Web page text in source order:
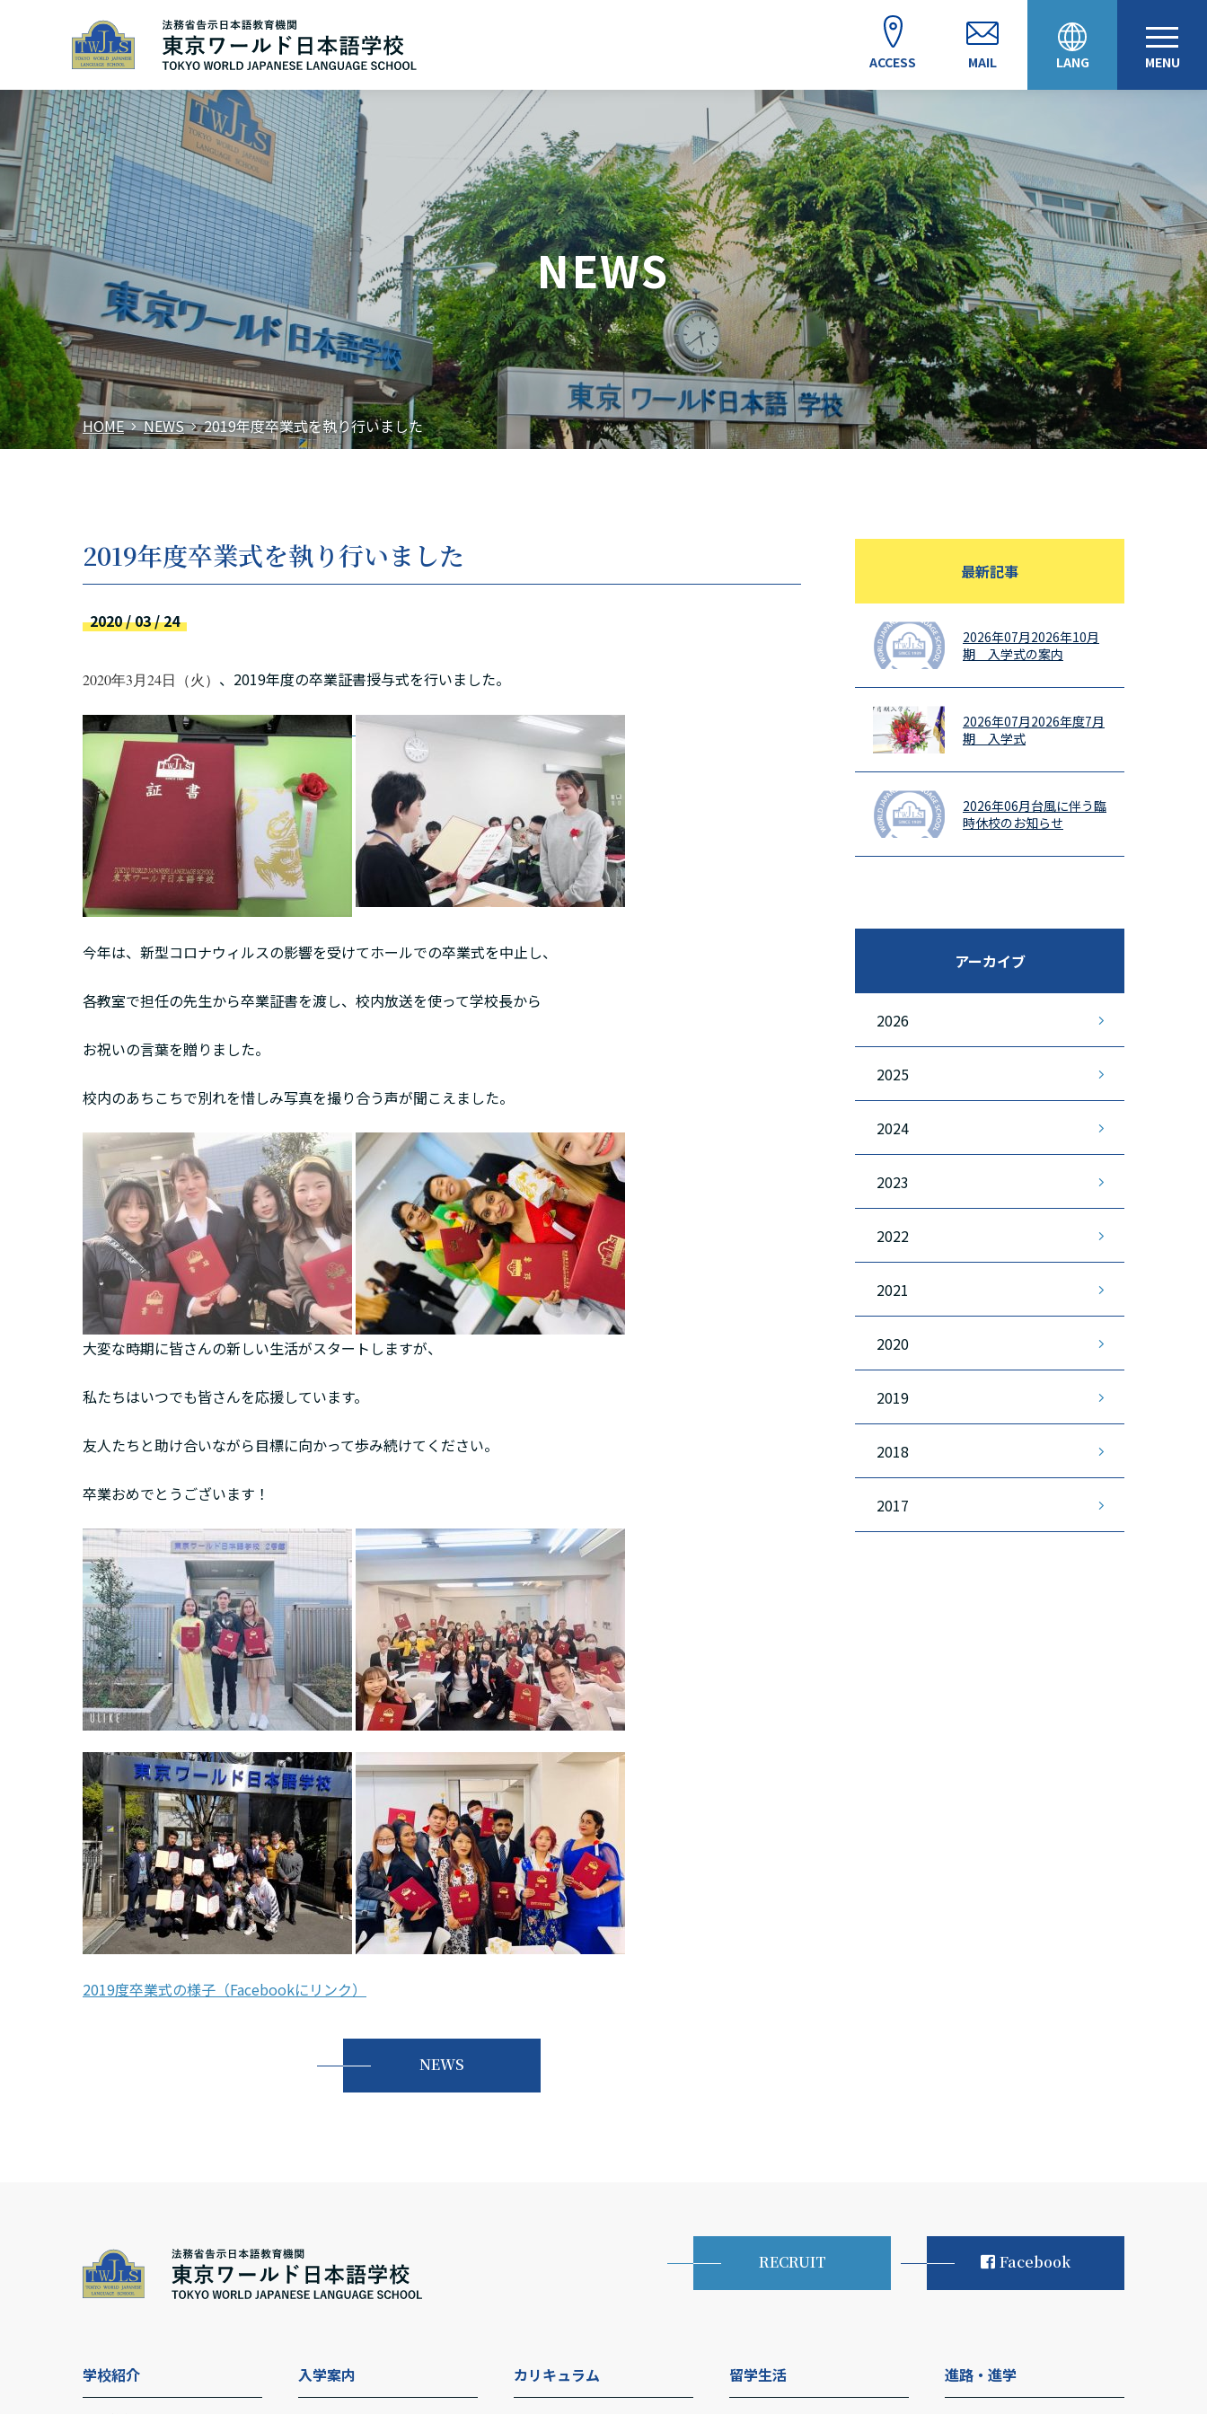
ACCESS MAIL LANG MENU
日本語
English
中文（简体）
한국어
Tiếng Việt
NEWS
HOME NEWS 2019年度卒業式を執り行いました
2019年度卒業式を執り行いました
2020 / 03 / 24
2020年3月24日（火） 、2019年度の卒業証書授与式を行いました。
今年は、新型コロナウィルスの影響を受けてホールでの卒業式を中止し、
各教室で担任の先生から卒業証書を渡し、校内放送を使って学校長から
お祝いの言葉を贈りました。
校内のあちこちで別れを惜しみ写真を撮り合う声が聞こえました。
大変な時期に皆さんの新しい生活がスタートしますが、
私たちはいつでも皆さんを応援しています。
友人たちと助け合いながら目標に向かって歩み続けてください。
卒業おめでとうございます！
2019度卒業式の様子（Facebookにリンク）
NEWS
最新記事
2026年07月2026年10月
期 入学式の案内
2026年07月2026年度7月
期 入学式
2026年06月台風に伴う臨
時休校のお知らせ
アーカイブ
2026
2025
2024
2023
2022
2021
2020
2019
2018
2017
RECRUIT Facebook
学校紹介 入学案内 カリキュラム 留学生活 進路・進学